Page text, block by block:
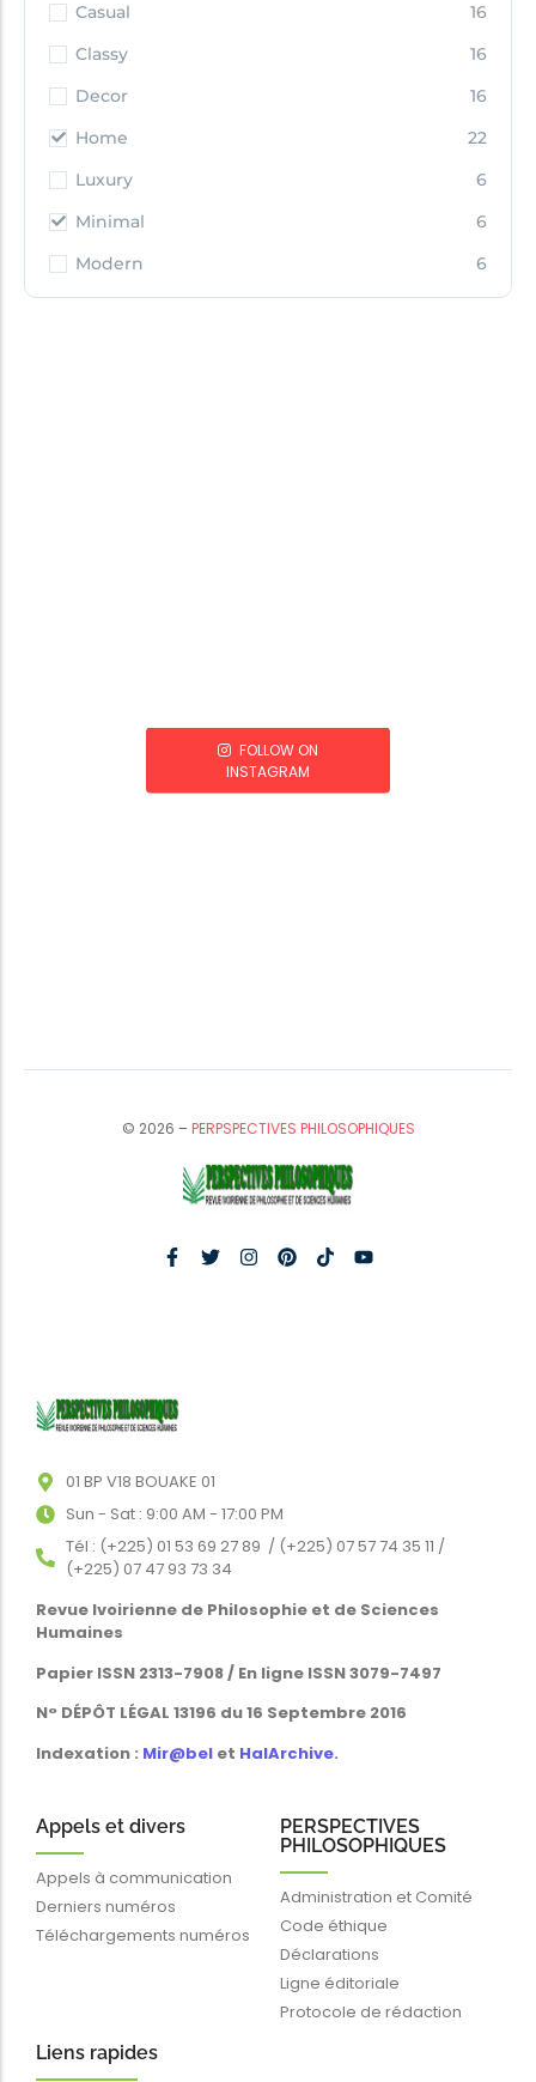
Casual
16
Classy
16
Decor
16
Home
22
Luxury
6
Minimal
6
Modern
6
FOLLOW ON
INSTAGRAM
© 2026 –PERPSPECTIVES PHILOSOPHIQUES
01 BP V18 BOUAKE 01
Sun - Sat : 9:00 AM - 17:00 PM
Tél : (+225) 01 53 69 27 89 / (+225) 07 57 74 35 11 /
(+225) 07 47 93 73 34
Revue Ivoirienne de Philosophie et de Sciences
Humaines
Papier ISSN 2313-7908 / En ligne ISSN 3079-7497
N° DÉPÔT LÉGAL 13196 du 16 Septembre 2016
Indexation : Mir@bel et HalArchive.
Appels et divers
Appels à communication
Derniers numéros
Téléchargements numéros
PERSPECTIVES
PHILOSOPHIQUES
Administration et Comité
Code éthique
Déclarations
Ligne éditoriale
Protocole de rédaction
Liens rapides